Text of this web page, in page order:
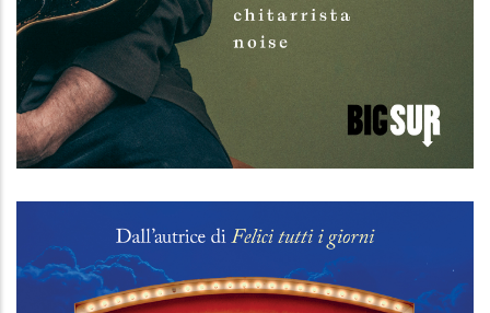
Nelle mie corde